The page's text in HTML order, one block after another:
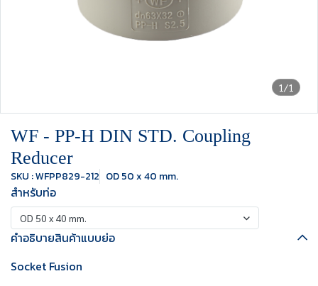
1/1
WF - PP-H DIN STD. Coupling
Reducer
SKU : WFPP829-212 OD 50 x 40 mm.
สำหรับท่อ
OD 50 x 40 mm.
คำอธิบายสินค้าแบบย่อ
Socket Fusion